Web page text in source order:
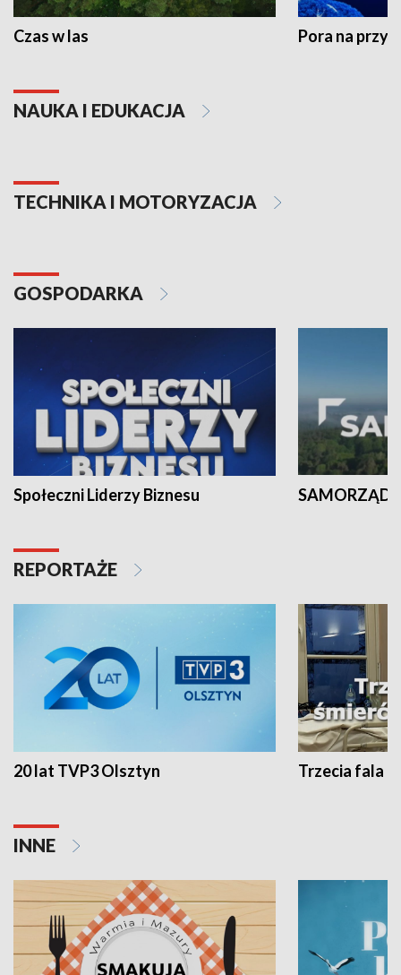
Czas w las Pora na
NAUKA I EDUKACJA
TECHNIKA I MOTORYZACJA
GOSPODARKA
Społeczni Liderzy Biznesu SAMORZĄD
REPORTAŻE
20 lat TVP3 Olsztyn Trzecia fala -
INNE